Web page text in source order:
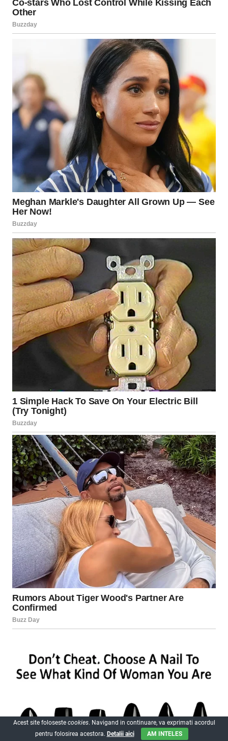
Acest site foloseste cookies. Navigand in continuare, va exprimati acordul
pentru folosirea acestora. Detalii aici AM INTELES